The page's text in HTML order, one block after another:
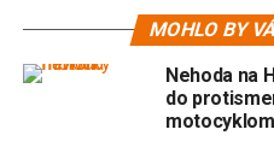
MOHLO BY
Nehoda na
do
motocyklom